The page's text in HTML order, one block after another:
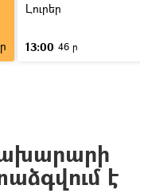
Լուրեր
13:00 46 ր
է